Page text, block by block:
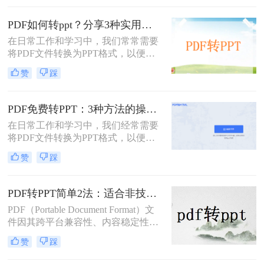
以便进行演示、分享或编辑。那么pdf
文档如何转化成ppt呢？本文将介绍两
种将PDF文档转化成PPT的实用方
法。
PDF如何转ppt？分享3种实用的压缩方法！
在日常工作和学习中，我们常常需要
将PDF文件转换为PPT格式，以便进
行演示或进一步编辑。PDF文件以其
固定格式和跨平台的优势而广受欢
辑功能和动态展示效果。那么PDF如
何转PPT呢？本文将介绍三种将PDF
转换为PPT的方法，帮助您轻松完成
这一任务。
赞 踩
PDF免费转PPT：3种方法的操作步骤和常见报错处理!
在日常工作和学习中，我们经常需要
将PDF文件转换为PPT格式，以便进
行演示和分享。那么如何免费将pdf转
换成PPT呢？本文将介绍三种免费将
赞 踩
PDF转PPT简单2法：适合非技术用户的快速操作流程！
PDF（Portable Document Format）文
件因其跨平台兼容性、内容稳定性和
不易被篡改的特性，在文档分享、存
档和打印中得到了广泛应用。然而，
赞 踩